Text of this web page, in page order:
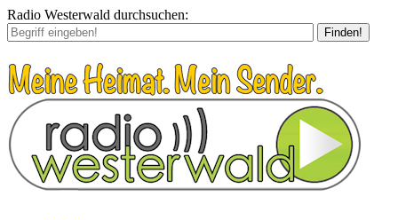
Radio Westerwald durchsuchen:
Finden!